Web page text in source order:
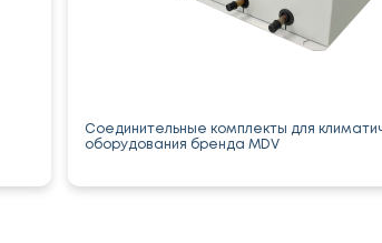
Соединительные комплекты для
оборудования бренда MDV